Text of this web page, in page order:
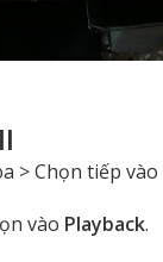
> Chọn tiếp vào
vào Playback.